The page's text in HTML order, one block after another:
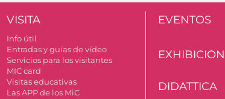
VISITA
Info útil
Entradas y guías de vídeo
Servicios para los visitantes
MIC card
Visitas educativas
Las APP de los MiC
EVENTOS
DIDATTICA